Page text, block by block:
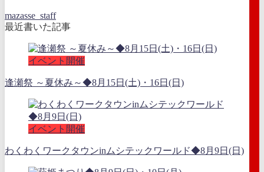
mazasse_staff
最近書いた記事
イベント開催
逢瀬祭 ～夏休み～◆8月15日(土)・16日(日)
イベント開催
わくわくワークタウンinムシテックワールド◆8月9日(日)